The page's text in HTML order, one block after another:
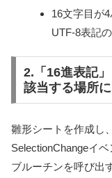
16文字目が
UTF-8表記
2.「16進表記
該当する場所
雛形シートを作成し
SelectionChangeイ
ブルーチンを呼び出